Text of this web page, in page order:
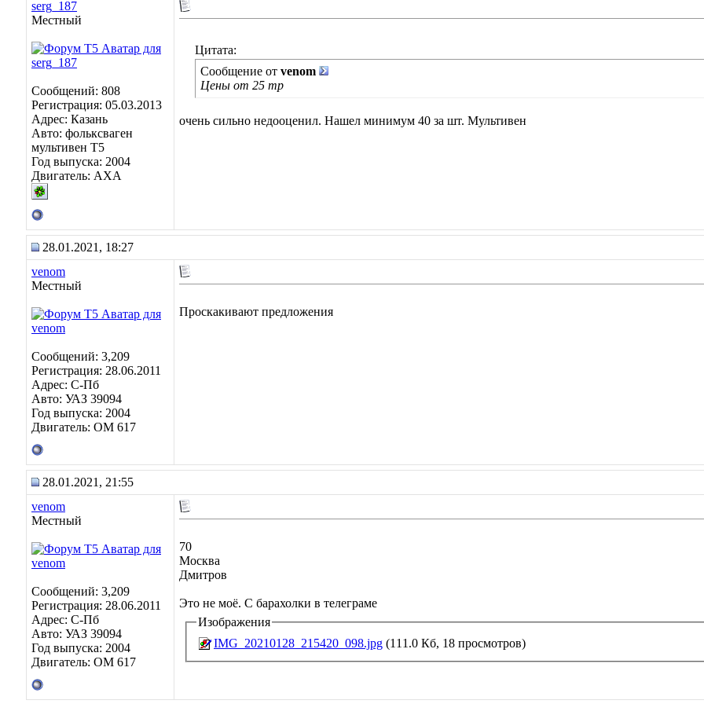
serg_187
Местный
Сообщений: 808
Регистрация: 05.03.2013
Адрес: Казань
Авто: фольксваген
мультивен Т5
Год выпуска: 2004
Двигатель: АХА
Цитата:
Сообщение от venom
Цены от 25 тр
очень сильно недооценил. Нашел минимум 40 за шт. Мультивен
28.01.2021, 18:27
venom
Местный
Сообщений: 3,209
Регистрация: 28.06.2011
Адрес: C-Пб
Авто: УАЗ 39094
Год выпуска: 2004
Двигатель: OM 617
Проскакивают предложения
28.01.2021, 21:55
venom
Местный
Сообщений: 3,209
Регистрация: 28.06.2011
Адрес: C-Пб
Авто: УАЗ 39094
Год выпуска: 2004
Двигатель: OM 617
70
Москва
Дмитров
Это не моё. С барахолки в телеграме
Изображения
IMG_20210128_215420_098.jpg (111.0 Кб, 18 просмотров)